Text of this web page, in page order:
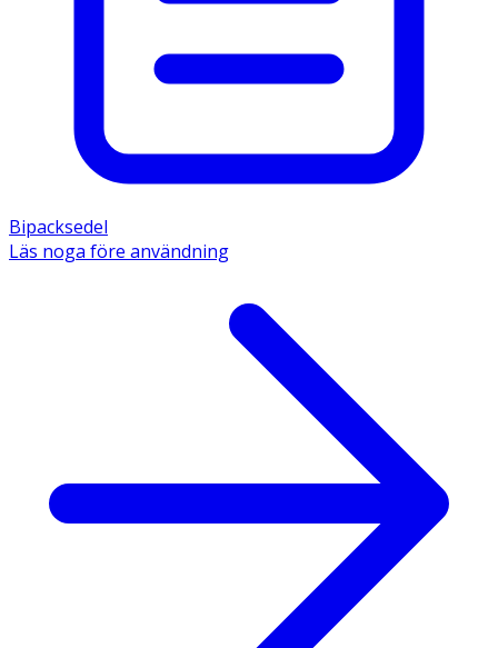
Bipacksedel
Läs noga före användning